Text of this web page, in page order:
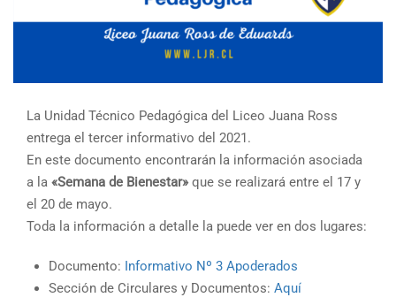
La Unidad Técnico Pedagógica del Liceo Juana Ross
entrega el tercer informativo del 2021.
En este documento encontrarán la información asociada
a la «Semana de Bienestar»que se realizará entre el 17 y
el 20 de mayo.
Toda la información a detalle la puede ver en dos lugares:
Documento: Informativo Nº 3 Apoderados
Sección de Circulares y Documentos: Aquí